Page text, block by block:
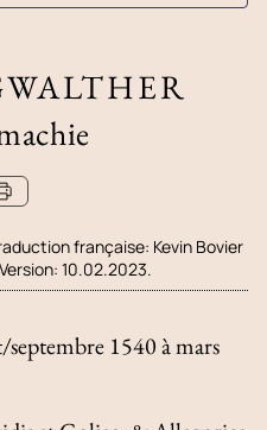
française: Kevin Bovier
10.02.2023.
septembre 1540 à mars